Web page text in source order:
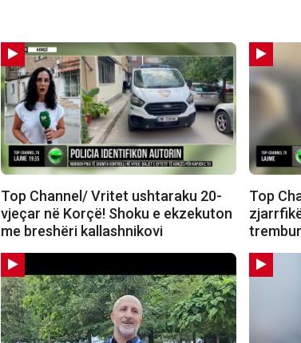
Top Channel/ Vritet ushtaraku 20-
vjeçar në Korçë! Shoku e ekzekuton
me breshëri kallashnikovi
Top